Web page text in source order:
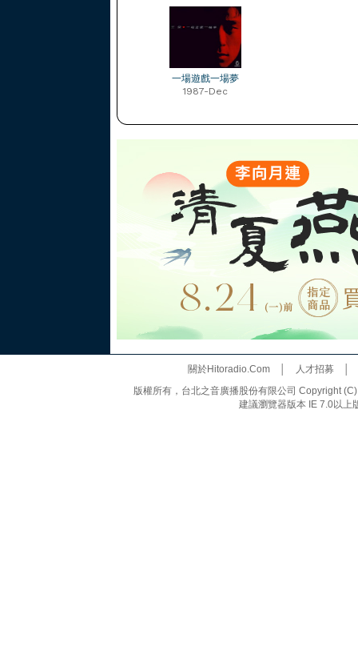
一場遊戲一場夢
1987-Dec
關於Hitoradio.Com│ 人才招募
版權所有，台北之音廣播股份有限公司 Copyright
建議瀏覽器版本 IE 7.0以上